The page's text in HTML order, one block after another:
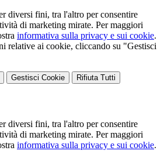
diversi fini, tra l'altro per consentire
di marketing mirate. Per maggiori
informativa sulla privacy e sui cookie.
relative ai cookie, cliccando su "Gestisci
Gestisci Cookie Rifiuta Tutti
diversi fini, tra l'altro per consentire
di marketing mirate. Per maggiori
informativa sulla privacy e sui cookie.